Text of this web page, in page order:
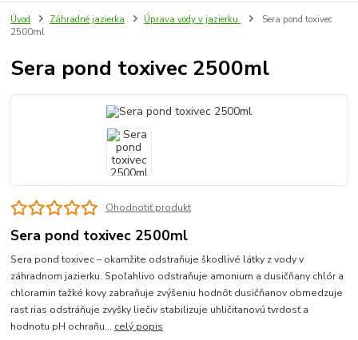
Úvod Záhradné jazierka Úprava vody v jazierku
Sera pond toxivec
2500ml
Sera pond toxivec 2500ml
Ohodnotiť produkt
Sera pond toxivec 2500ml
Sera pond toxivec – okamžite odstraňuje škodlivé látky z vody v
záhradnom jazierku. Spoľahlivo odstraňuje amonium a dusičňany chlór a
chloramin ťažké kovy zabraňuje zvýšeniu hodnôt dusičňanov obmedzuje
rast rias odstráňuje zvyšky liečiv stabilizuje uhličitanovú tvrdosť a
hodnotu pH ochraňu... celý popis